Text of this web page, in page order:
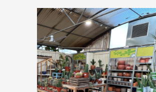
entrar la naturaleza en
hogar.